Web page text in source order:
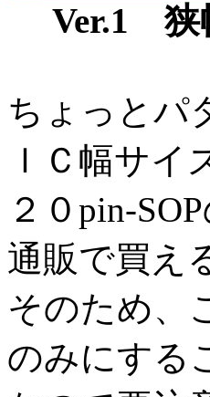
Ver.1 狭
ちょっとパ
ＩＣ幅サイ
２０pin-
通販で買え
そのため、
のみにする